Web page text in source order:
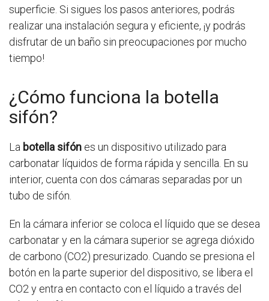
superficie. Si sigues los pasos anteriores, podrás
realizar una instalación segura y eficiente, ¡y podrás
disfrutar de un baño sin preocupaciones por mucho
tiempo!
¿Cómo funciona la botella
sifón?
La botella sifón es un dispositivo utilizado para
carbonatar líquidos de forma rápida y sencilla. En su
interior, cuenta con dos cámaras separadas por un
tubo de sifón.
En la cámara inferior se coloca el líquido que se desea
carbonatar y en la cámara superior se agrega dióxido
de carbono (CO2) presurizado. Cuando se presiona el
botón en la parte superior del dispositivo, se libera el
CO2 y entra en contacto con el líquido a través del